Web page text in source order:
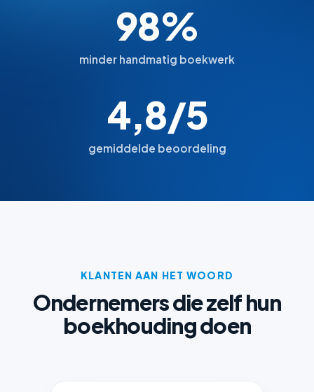
98%
minder handmatig boekwerk
4,8/5
gemiddelde beoordeling
KLANTEN AAN HET WOORD
Ondernemers die zelf hun
boekhouding doen